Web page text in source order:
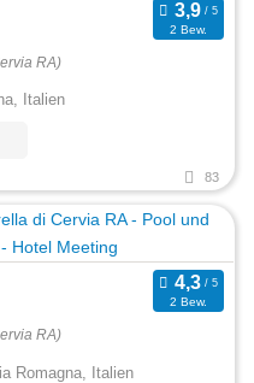
2 Bew.
RA)
Italien
83
2 Bew.
RA)
Romagna, Italien